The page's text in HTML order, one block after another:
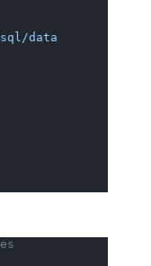
data